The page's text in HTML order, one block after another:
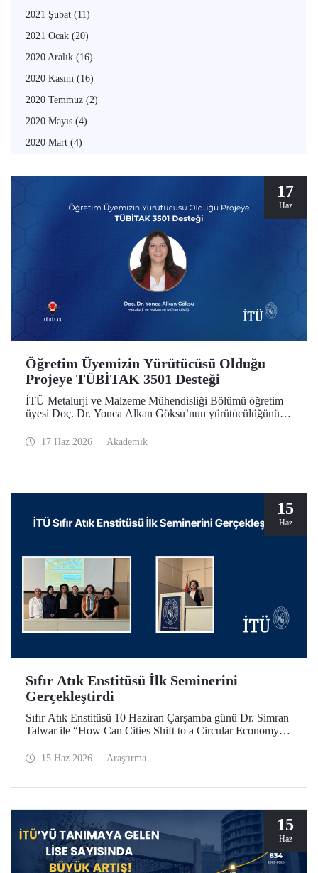
2021 Şubat (11)
2021 Ocak (20)
2020 Aralık (16)
2020 Kasım (16)
2020 Temmuz (2)
2020 Mayıs (4)
2020 Mart (4)
17
Haz
Öğretim Üyemizin Yürütücüsü Olduğu
Projeye TÜBİTAK 3501 Desteği
İTÜ Metalurji ve Malzeme Mühendisliği Bölümü öğretim
üyesi Doç. Dr. Yonca Alkan Göksu’nun yürütücülüğünü
Geri Dönüşümü ve Geri Dönüştürülmüş PET İçeriğinin
desteklenmeye hak kazandı.
17 Haz 2026 Akademik
15
Haz
Sıfır Atık Enstitüsü İlk Seminerini
Gerçekleştirdi
Sıfır Atık Enstitüsü 10 Haziran Çarşamba günü Dr. Simran
Talwar ile “How Can Cities Shift to a Circular Economy? -
başlıklı seminerini verdi.
15 Haz 2026 Araştırma
15
Haz